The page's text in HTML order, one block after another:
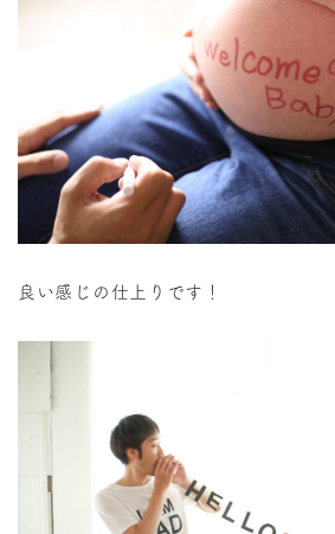
良い感じの仕上りです！